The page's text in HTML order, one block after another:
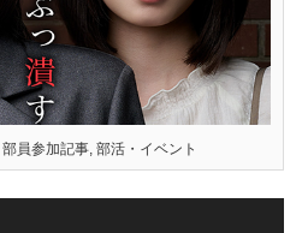
部員参加記事, 部活・イベント